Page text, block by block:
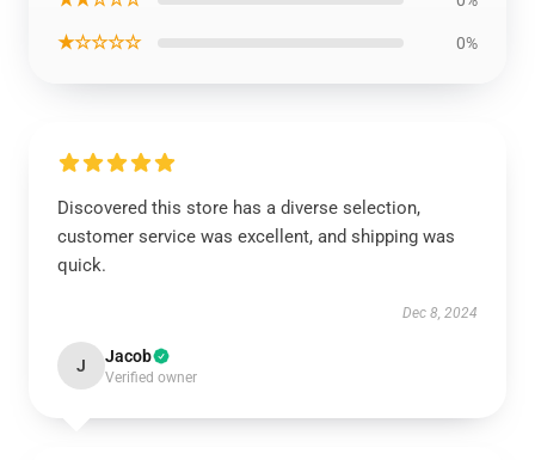
★☆☆☆☆ 0%
Discovered this store has a diverse selection,
customer service was excellent, and shipping was
quick.
Dec 8, 2024
J Jacob
Verified owner